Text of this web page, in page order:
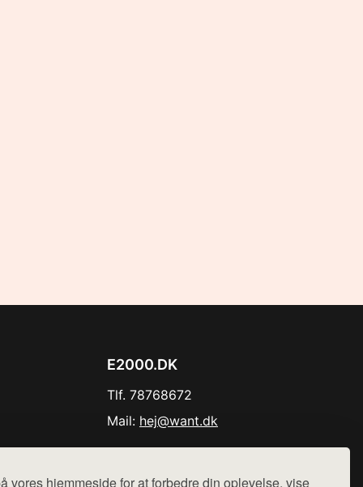
vores hjemmeside for at forbedre din oplevelse, vise
E2000.DK
Tlf. 78768672
Mail: hej@want.dk